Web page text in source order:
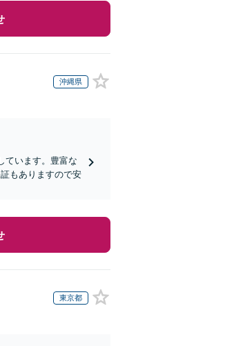
沖縄県
ています。豊富な
もありますので安
東京都